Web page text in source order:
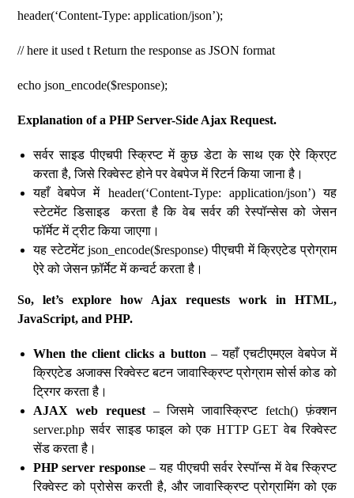
header(‘Content-Type: application/json’);
// here it used t Return the response as JSON format
echo json_encode($response);
Explanation of a PHP Server-Side Ajax Request.
सर्वर साइड पीएचपी स्क्रिप्ट में कुछ डेटा के साथ एक ऐरे क्रिएट
करता है, जिसे रिक्वेस्ट होने पर वेबपेज में रिटर्न किया जाना है।
यहाँ वेबपेज में header(‘Content-Type: application/json’) यह
स्टेटमेंट डिसाइड करता है कि वेब सर्वर की रेस्पॉन्सेस को जेसन
फॉर्मेट में ट्रीट किया जाएगा।
यह स्टेटमेंट json_encode($response) पीएचपी में क्रिएटेड प्रोग्राम
ऐरे को जेसन फ़ॉर्मेट में कन्वर्ट करता है।
So, let’s explore how Ajax requests work in HTML,
JavaScript, and PHP.
When the client clicks a button – यहाँ एचटीएमएल वेबपेज में
क्रिएटेड अजाक्स रिक्वेस्ट बटन जावास्क्रिप्ट प्रोग्राम सोर्स कोड को
ट्रिगर करता है।
AJAX web request– जिसमे जावास्क्रिप्ट fetch() फ़ंक्शन
server.php सर्वर साइड फाइल को एक HTTP GET वेब रिक्वेस्ट
सेंड करता है।
PHP server response – यह पीएचपी सर्वर रेस्पॉन्स में वेब स्क्रिप्ट
रिक्वेस्ट को प्रोसेस करती है, और जावास्क्रिप्ट प्रोग्रामिंग को एक